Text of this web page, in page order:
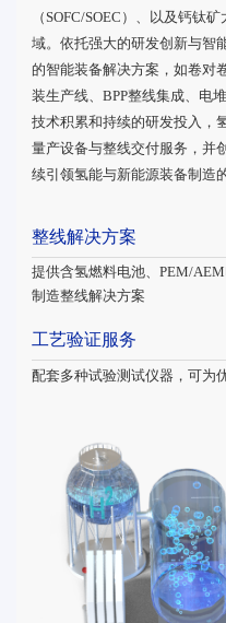
（SOFC/SOEC）、以及钙钛
域。依托强大的研发创新与智
的智能装备解决方案，如卷对
装生产线、BPP整线集成、电
技术积累和持续的研发投入，
量产设备与整线交付服务，并
续引领氢能与新能源装备制造
整线解决方案
提供含氢燃料电池、PEM/
制造整线解决方案
工艺验证服务
配套多种试验测试仪器，可为